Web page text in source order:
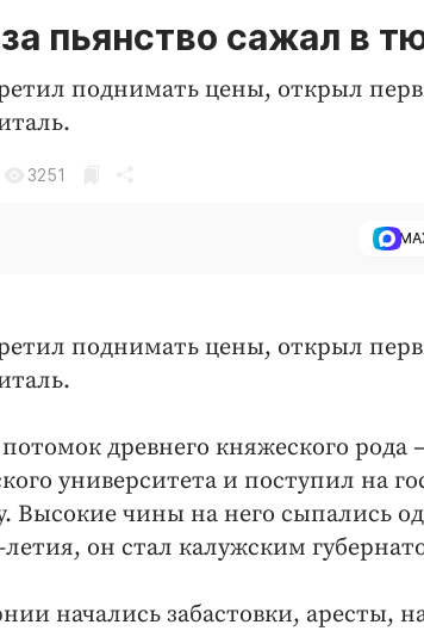
пьянство сажал в
поднимать цены, открыл
3251
поднимать цены, открыл
древнего княжеского
университета и поступил на
Высокие чины на него сыпались
летия, он стал калужским
начались забастовки, аресты,